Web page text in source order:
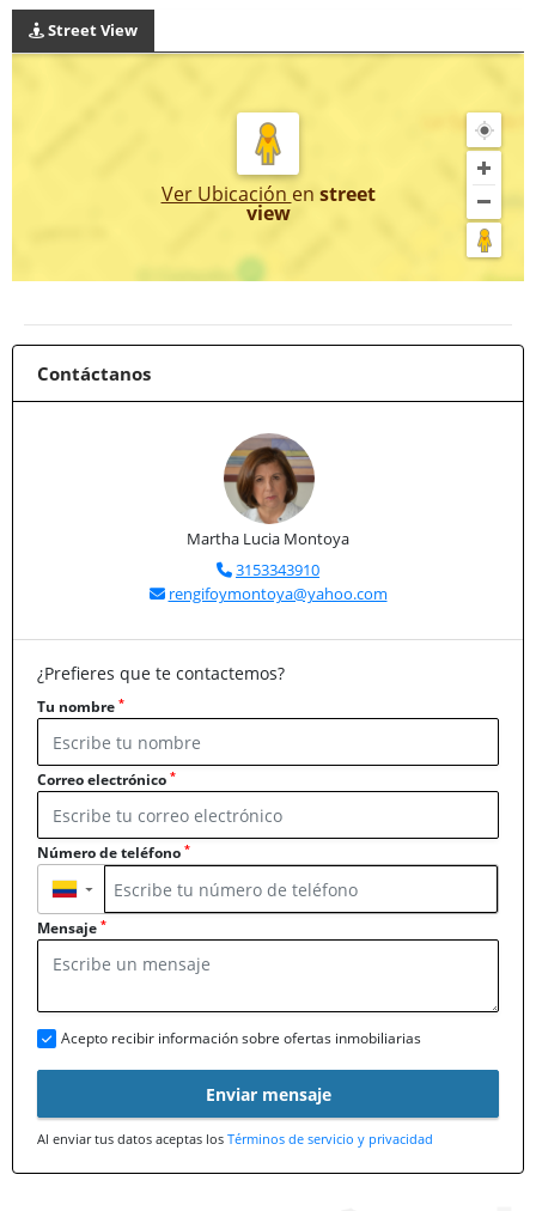
Street View
Ver Ubicación en street
view
Contáctanos
Martha Lucia Montoya
3153343910
rengifoymontoya@yahoo.com
¿Prefieres que te contactemos?
Tu nombre *
Correo electrónico *
Número de teléfono *
▼
Mensaje *
Acepto recibir información sobre ofertas inmobiliarias
Enviar mensaje
Al enviar tus datos aceptas los Términos de servicio y privacidad